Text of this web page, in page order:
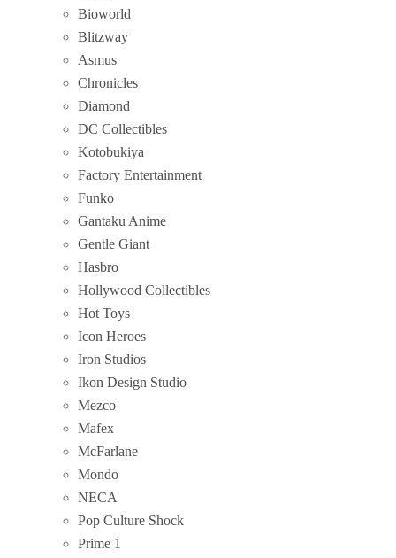
Bioworld
Blitzway
Asmus
Chronicles
Diamond
DC Collectibles
Kotobukiya
Factory Entertainment
Funko
Gantaku Anime
Gentle Giant
Hasbro
Hollywood Collectibles
Hot Toys
Icon Heroes
Iron Studios
Ikon Design Studio
Mezco
Mafex
McFarlane
Mondo
NECA
Pop Culture Shock
Prime 1